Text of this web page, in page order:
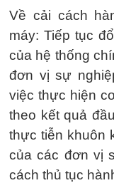
Về cải cách
máy: Tiếp tục
của hệ thống
đơn vị sự
việc thực hiện
theo kết quả
thực tiễn khuôn
của các đơn vị
cách thủ tục